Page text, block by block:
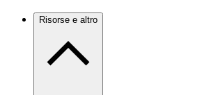
Risorse e altro